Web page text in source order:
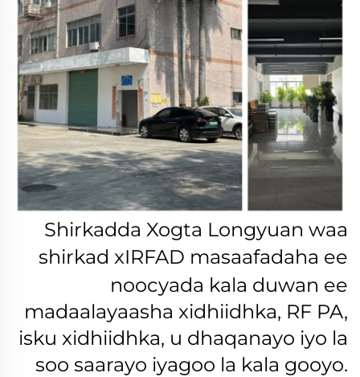
Shirkadda Xogta Longyuan waa
shirkad xIRFAD masaafadaha ee
noocyada kala duwan ee
madaalayaasha xidhiidhka, RF PA,
isku xidhiidhka, u dhaqanayo iyo la
soo saarayo iyagoo la kala gooyo.